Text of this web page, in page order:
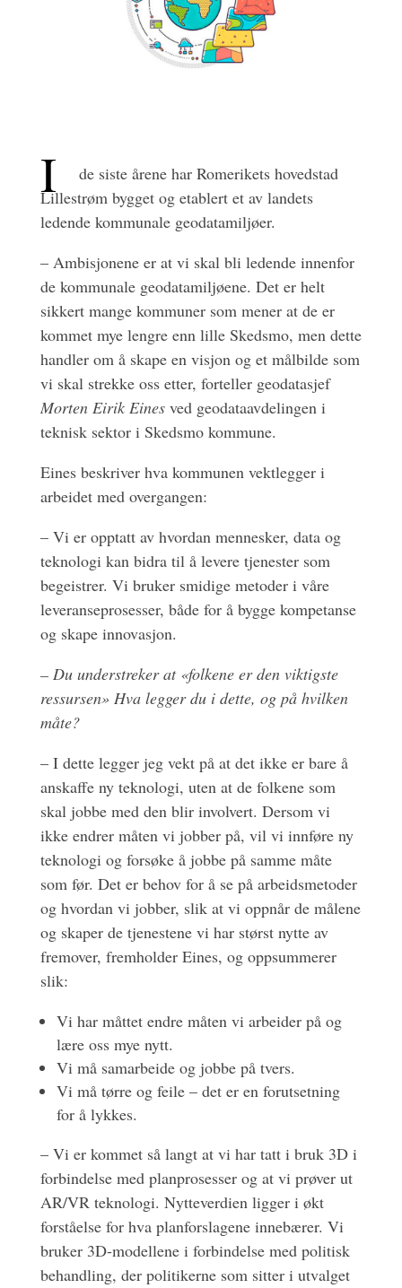
I
de siste årene har Romerikets hovedstad
Lillestrøm bygget og etablert et av landets
ledende kommunale geodatamiljøer.
– Ambisjonene er at vi skal bli ledende innenfor
de kommunale geodatamiljøene. Det er helt
sikkert mange kommuner som mener at de er
kommet mye lengre enn lille Skedsmo, men dette
handler om å skape en visjon og et målbilde som
vi skal strekke oss etter, forteller geodatasjef
Morten Eirik Einesved geodataavdelingen i
teknisk sektor i Skedsmo kommune.
Eines beskriver hva kommunen vektlegger i
arbeidet med overgangen:
– Vi er opptatt av hvordan mennesker, data og
teknologi kan bidra til å levere tjenester som
begeistrer. Vi bruker smidige metoder i våre
leveranseprosesser, både for å bygge kompetanse
og skape innovasjon.
– Du understreker at «folkene er den viktigste
ressursen» Hva legger du i dette, og på hvilken
måte?
– I dette legger jeg vekt på at det ikke er bare å
anskaffe ny teknologi, uten at de folkene som
skal jobbe med den blir involvert. Dersom vi
ikke endrer måten vi jobber på, vil vi innføre ny
teknologi og forsøke å jobbe på samme måte
som før. Det er behov for å se på arbeidsmetoder
og hvordan vi jobber, slik at vi oppnår de målene
og skaper de tjenestene vi har størst nytte av
fremover, fremholder Eines, og oppsummerer
slik:
Vi har måttet endre måten vi arbeider på og
lære oss mye nytt.
Vi må samarbeide og jobbe på tvers.
Vi må tørre og feile – det er en forutsetning
for å lykkes.
– Vi er kommet så langt at vi har tatt i bruk 3D i
forbindelse med planprosesser og at vi prøver ut
AR/VR teknologi. Nytteverdien ligger i økt
forståelse for hva planforslagene innebærer. Vi
bruker 3D-modellene i forbindelse med politisk
behandling, der politikerne som sitter i utvalget